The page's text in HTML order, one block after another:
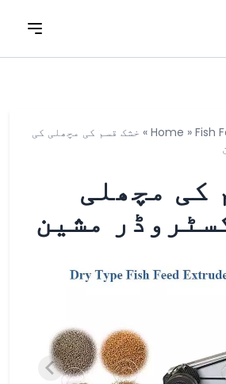
Home » Fish
» خشک قسم کی مچھلی کی
کی مچھلی
مشین